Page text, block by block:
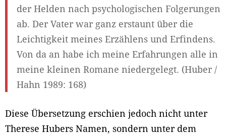
der Helden nach psychologischen Folgerungen
ab. Der Vater war ganz erstaunt über die
Leichtigkeit meines Erzählens und Erfindens.
Von da an habe ich meine Erfahrungen alle in
meine kleinen Romane niedergelegt. (Huber /
Hahn 1989: 168)
Diese Übersetzung erschien jedoch nicht unter
Therese Hubers Namen, sondern unter dem